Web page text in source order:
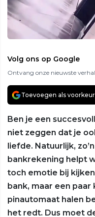
Volg ons op Google
Ontvang onze nieuwste
Toevoegen als
Ben je een
niet zeggen dat je
liefde. Natuurlijk,
bankrekening helpt
toch emotie bij
bank, maar een
pinautomaat halen
het redt. Dus moet